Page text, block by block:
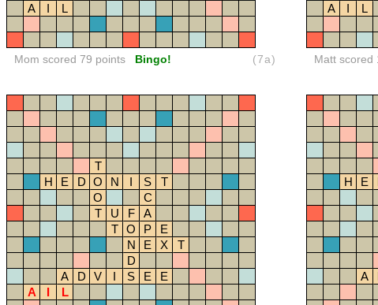
A
I L
Mom scored 79 points Bingo! (7a)
A
I L
Matt scored
T
H
E D O N I S
T
O
C
T
U F
A
T
O P
E
N
E X
T
D
A
D V I S E
E
A
I L
H
E
A